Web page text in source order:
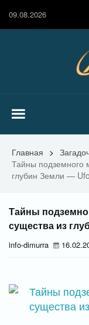
09.08.2026
Главная >
Тайны подземного
глубин Земли —
Тайны
существа из
info-dimurra